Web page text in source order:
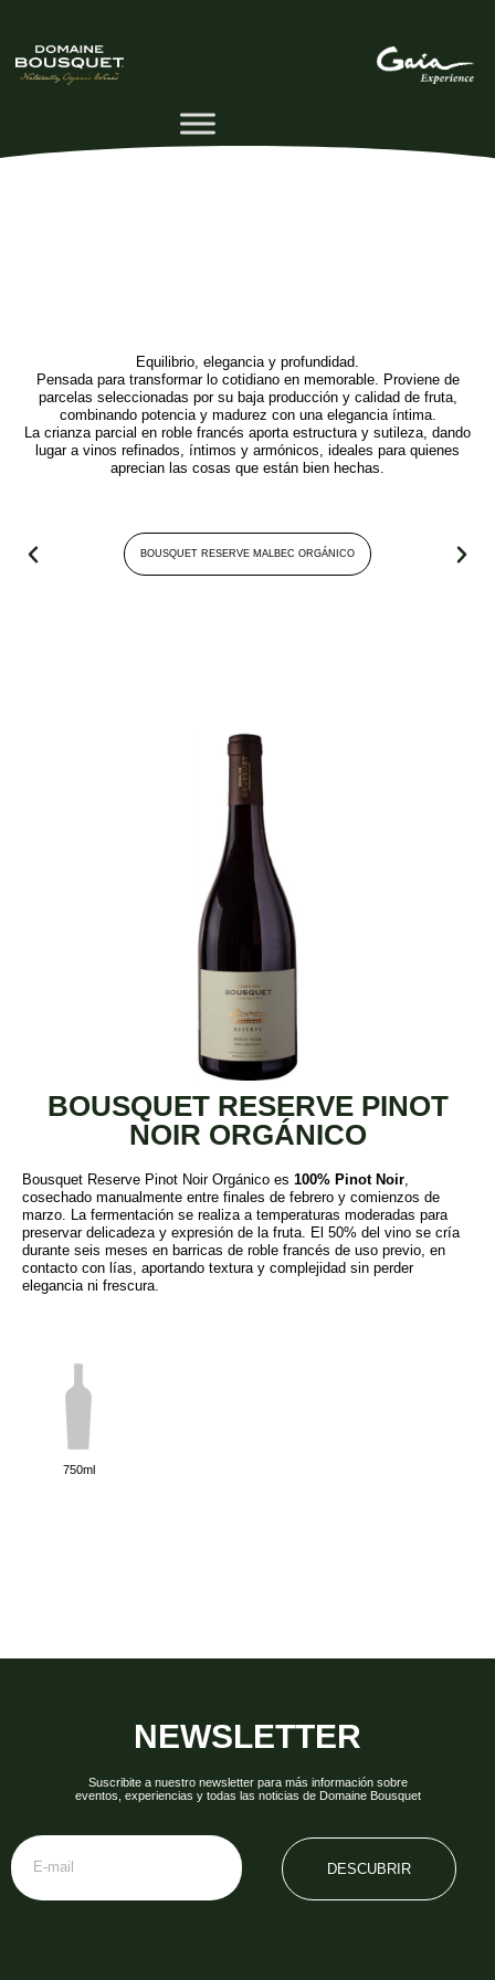
Equilibrio, elegancia y profundidad.
Pensada para transformar lo cotidiano en memorable. Proviene de
parcelas seleccionadas por su baja producción y calidad de fruta,
combinando potencia y madurez con una elegancia íntima.
La crianza parcial en roble francés aporta estructura y sutileza, dando
lugar a vinos refinados, íntimos y armónicos, ideales para quienes
aprecian las cosas que están bien hechas.
BOUSQUET RESERVE MALBEC ORGÁNICO
BOUSQUET RESERVE PINOT
NOIR ORGÁNICO
Bousquet Reserve Pinot Noir Orgánico es 100% Pinot Noir
cosechado manualmente entre finales de febrero y comienzos de
marzo. La fermentación se realiza a temperaturas moderadas para
preservar delicadeza y expresión de la fruta. El 50% del vino se cría
durante seis meses en barricas de roble francés de uso previo, en
contacto con lías, aportando textura y complejidad sin perder
elegancia ni frescura.
750ml
NEWSLETTER
Suscribite a nuestro newsletter para más información sobre
eventos, experiencias y todas las noticias de Domaine Bousquet
DESCUBRIR